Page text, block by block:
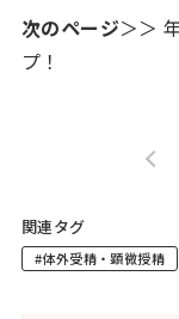
次のページ＞＞
プ！
関連タグ
#体外受精・顕微授精